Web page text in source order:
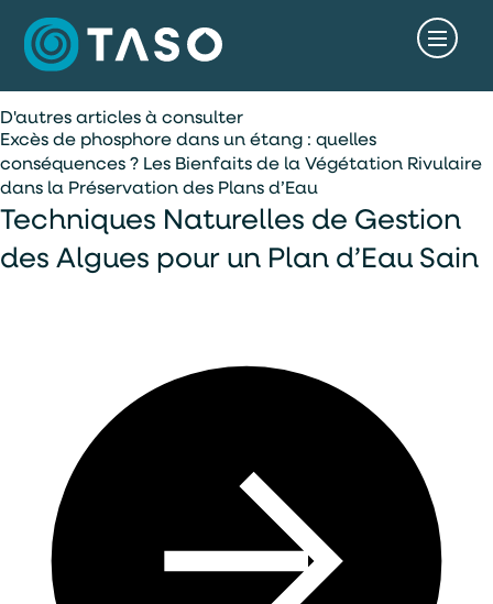
D'autres articles à consulter
Excès de phosphore dans un étang : quelles
conséquences ? Les Bienfaits de la Végétation Rivulaire
dans la Préservation des Plans d’Eau
Techniques Naturelles de Gestion
des Algues pour un Plan d’Eau Sain